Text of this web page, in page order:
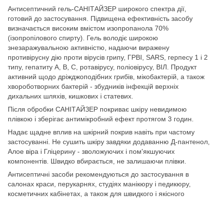
Антисептичний гель-САНІТАЙЗЕР широкого спектра дії,
готовий до застосування. Підвищена ефективність засобу
визначається високим вмістом изопропанола 70%
(ізопропілового спирту). Гель володіє широкою
знезаражувальною активністю, надаючи виражену
противірусну дію проти вірусів грипу, ГРВІ, SARS, герпесу 1 і 2
типу, гепатиту А, В, С, ротавірусу, поліовірусу, ВІЛ. Продукт
активний щодо дріжджоподібних грибів, мікобактерій, а також
хвороботворних бактерій - збудників інфекцій верхніх
дихальних шляхів, кишкових і статевих.
Після обробки САНІТАЙЗЕР покриває шкіру невидимою
плівкою і зберігає антимікробний ефект протягом 3 годин.
Надає щадне вплив на шкірний покрив навіть при частому
застосуванні. Не сушить шкіру завдяки додаванню Д-пантенол,
Алое віра і Гліцерину - зволожуючих і пом'якшуючих
компонентів. Швидко вбирається, не залишаючи плівки.
Антисептичні засоби рекомендуються до застосування в
салонах краси, перукарнях, студіях манікюру і педикюру,
косметичних кабінетах, а також для швидкого і якісного